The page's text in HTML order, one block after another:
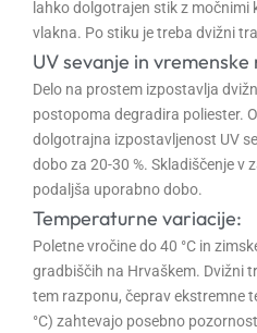
lahko dolgotrajen stik z močnimi
vlakna. Po stiku je treba dvižni
UV sevanje in vremenske
Delo na prostem izpostavlja
postopoma degradira poliester.
dolgotrajna izpostavljenost UV
dobo za 20-30 %. Skladiščenje v
podaljša uporabno dobo.
Temperaturne variacije:
Poletne vročine do 40 °C in
gradbiščih na Hrvaškem. Dvižni
tem razponu, čeprav ekstremne
°C) zahtevajo posebno